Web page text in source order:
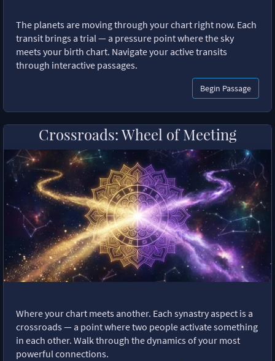
The planets are moving through your chart right now. Each
transit brings a trial — a pressure point where the sky
meets your birth chart. Navigate your active transits
through interactive passages.
Begin Passage
Crossroads: Wheel of Meeting
Where your chart meets another. Each synastry aspect is a
crossroads — a point where two people activate something
in each other. Walk through the dynamics of your most
powerful connections.